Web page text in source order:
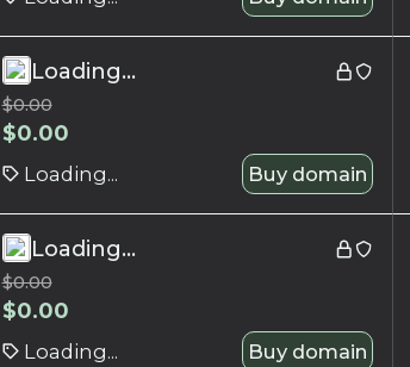
Loading...
$0.00
$0.00
Loading... Buy domain
Loading...
$0.00
$0.00
Loading... Buy domain